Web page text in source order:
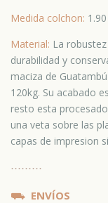
Medida colchon:
Material: La
durabilidad y
maciza de
120kg. Su acabado
resto esta
una veta sobre las
capas de impresion
⋯ ⋯⋯
⛟ ENVÍOS